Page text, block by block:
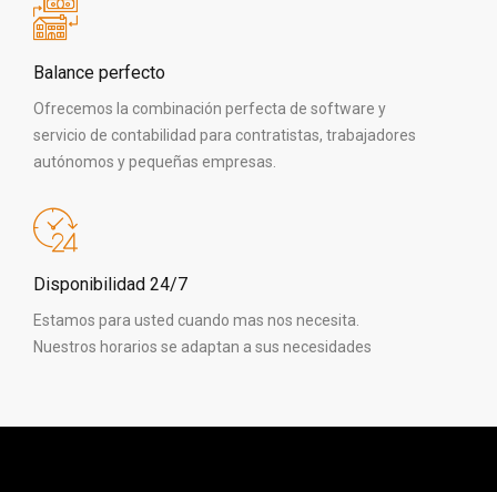
Balance perfecto
Ofrecemos la combinación perfecta de software y
servicio de contabilidad para contratistas, trabajadores
autónomos y pequeñas empresas.
Disponibilidad 24/7
Estamos para usted cuando mas nos necesita.
Nuestros horarios se adaptan a sus necesidades